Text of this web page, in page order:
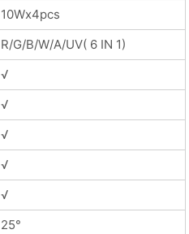
10Wx4pcs
R/G/B/W/A/UV( 6 IN 1)
√
√
√
√
√
25°